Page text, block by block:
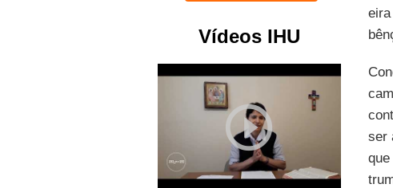
Vídeos IHU
play_circle_outline
ser